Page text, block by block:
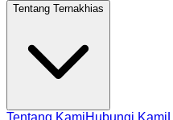
Tentang Ternakhias
Tentang KamiHubungi Kami